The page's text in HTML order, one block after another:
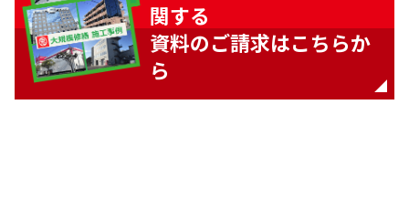
関する
資料のご請求はこちらか
ら